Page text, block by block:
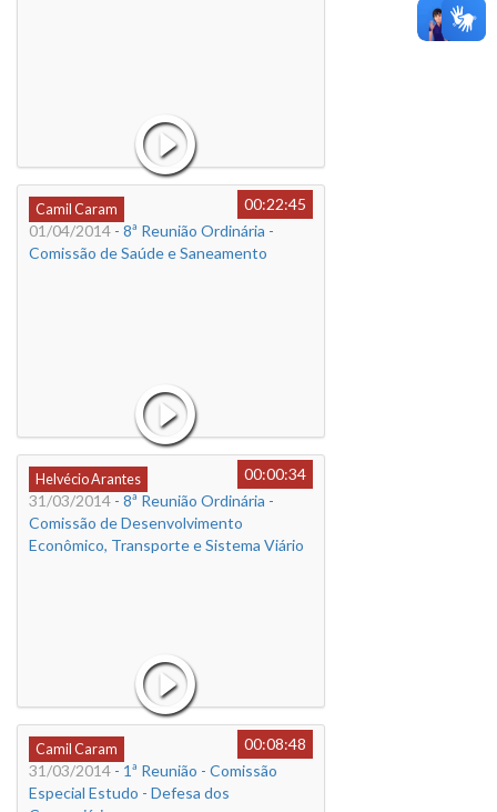
Camil Caram
00:22:45
01/04/2014 - 8ª Reunião Ordinária -
Comissão de Saúde e Saneamento
Helvécio Arantes
00:00:34
31/03/2014 - 8ª Reunião Ordinária -
Comissão de Desenvolvimento
Econômico, Transporte e Sistema Viário
Camil Caram
00:08:48
31/03/2014 - 1ª Reunião - Comissão
Especial Estudo - Defesa dos